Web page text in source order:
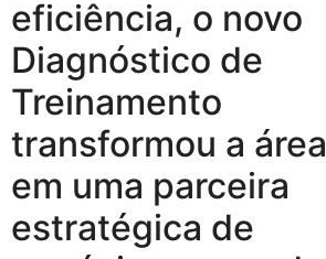
eficiência, o novo
Diagnóstico de
Treinamento
transformou a área
em uma parceira
estratégica de